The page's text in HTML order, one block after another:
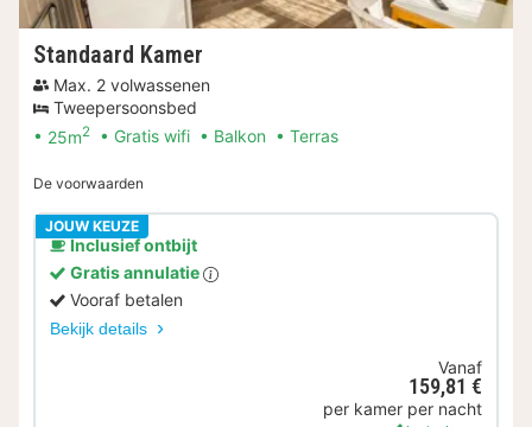
Standaard Kamer
Max. 2 volwassenen
Tweepersoonsbed
25m2 Gratis wifi Balkon Terras
De voorwaarden
JOUW KEUZE
Inclusief ontbijt
Gratis annulatie
Vooraf betalen
Bekijk details
Vanaf
159,81 €
per kamer per nacht